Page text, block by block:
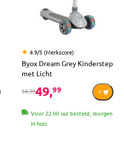
4.9/5 (Merkscore)
Byox Dream Grey Kinderstep
met Licht
54,9949,99
Voor 22:00 uur besteld, morgen
in huis